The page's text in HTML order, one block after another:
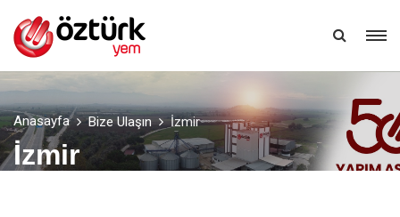
Anasayfa Bize Ulaşın İzmir
İzmir